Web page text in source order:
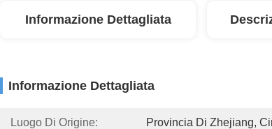
Informazione Dettagliata
Informazione Dettagliata
Luogo Di Origine: Provincia Di Zhejiang,